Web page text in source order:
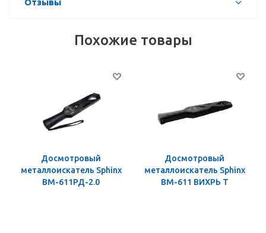
Отзывы
Похожие товары
Досмотровый
металлоискатель Sphinx
ВМ-611РД-2.0
Досмотровый
металлоискатель Sphinx
ВМ-611 ВИХРЬ Т